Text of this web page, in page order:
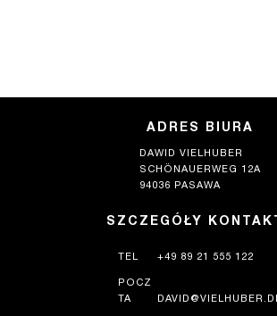
ADRES BIURA
DAWID VIELHUBER
SCHÖNAUERWEG 12A
94036 PASAWA
SZCZEGÓŁY
TEL +49 89 21 555 122
POCZ
TA